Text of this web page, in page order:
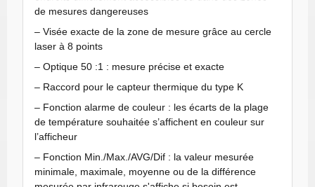
de mesures dangereuses
– Visée exacte de la zone de mesure grâce au cercle
laser à 8 points
– Optique 50 :1 : mesure précise et exacte
– Raccord pour le capteur thermique du type K
– Fonction alarme de couleur : les écarts de la plage
de température souhaitée s’affichent en couleur sur
l’afficheur
– Fonction Min./Max./AVG/Dif : la valeur mesurée
minimale, maximale, moyenne ou de la différence